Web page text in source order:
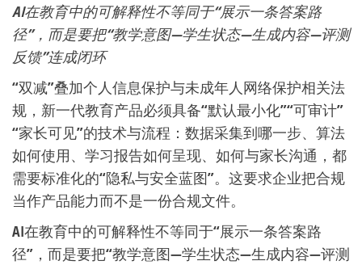
AI在教育中的可解释性不等同于“展示一条答案路
径”，而是要把“教学意图—学生状态—生成内容—评测
反馈”连成闭环
“双减”叠加个人信息保护与未成年人网络保护相关法
规，新一代教育产品必须具备“默认最小化”“可审计”
“家长可见”的技术与流程：数据采集到哪一步、算法
如何使用、学习报告如何呈现、如何与家长沟通，都
需要标准化的“隐私与安全蓝图”。这要求企业把合规
当作产品能力而不是一份合规文件。
AI在教育中的可解释性不等同于“展示一条答案路
径”，而是要把“教学意图—学生状态—生成内容—评测